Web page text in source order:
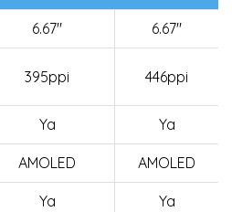
6.67" 6.67"
395ppi 446ppi
Ya Ya
AMOLED AMOLED
Ya Ya